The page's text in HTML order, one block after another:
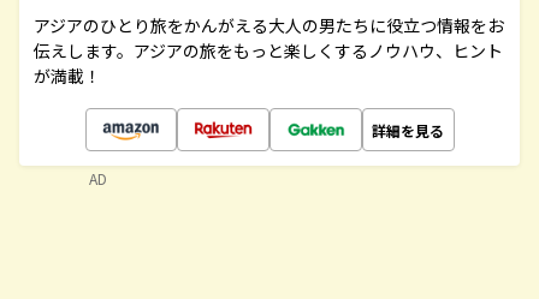
アジアのひとり旅をかんがえる大人の男たちに役立つ情報をお
伝えします。アジアの旅をもっと楽しくするノウハウ、ヒント
が満載！
詳細を見る
AD